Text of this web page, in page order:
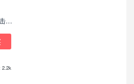
摄
2.2k